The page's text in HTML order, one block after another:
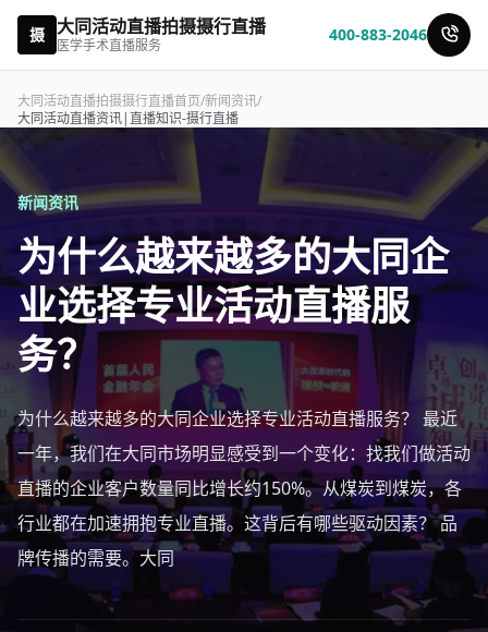
摄 大同活动直播拍摄摄行直播
医学手术直播服务
400-883-2046
大同活动直播拍摄摄行直播首页/新闻资讯/
大同活动直播资讯|直播知识-摄行直播
新闻资讯
为什么越来越多的大同企
业选择专业活动直播服
务？
为什么越来越多的大同企业选择专业活动直播服务？ 最近
一年，我们在大同市场明显感受到一个变化：找我们做活动
直播的企业客户数量同比增长约150%。从煤炭到煤炭，各
行业都在加速拥抱专业直播。这背后有哪些驱动因素？ 品
牌传播的需要。大同